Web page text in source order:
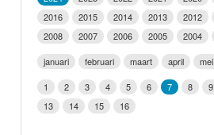
Video
Webcam
Info
2016
2015 2014 2013 2012
2008
2007 2006 2005 2004
januari
februari maart april mei
1
2 3 4 5 6 7 8 9
13
14 15 16